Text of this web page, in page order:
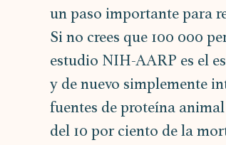
un paso importante para
Si no crees que 100 000
estudio NIH-AARP es el
y de nuevo simplemente
fuentes de proteína
del 10 por ciento de la